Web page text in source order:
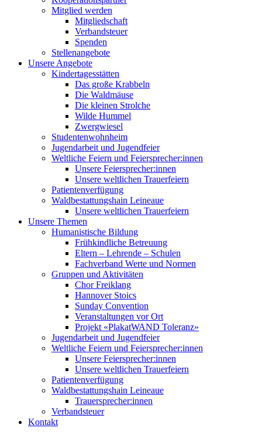
Mitglied werden
Mitgliedschaft
Verbandsteuer
Spenden
Stellenangebote
Unsere Angebote
Kindertagesstätten
Das große Krabbeln
Die Waldmäuse
Die kleinen Strolche
Wilde Hummel
Zwergwiesel
Studentenwohnheim
Jugendarbeit und Jugendfeier
Weltliche Feiern und Feiersprecher:innen
Unsere Feiersprecher:innen
Unsere weltlichen Trauerfeiern
Patientenverfügung
Waldbestattungshain Leineaue
Unsere weltlichen Trauerfeiern
Unsere Themen
Humanistische Bildung
Frühkindliche Betreuung
Eltern – Lehrende – Schulen
Fachverband Werte und Normen
Gruppen und Aktivitäten
Chor Freiklang
Hannover Stoics
Sunday Convention
Veranstaltungen vor Ort
Projekt «PlakatWAND Toleranz»
Jugendarbeit und Jugendfeier
Weltliche Feiern und Feiersprecher:innen
Unsere Feiersprecher:innen
Unsere weltlichen Trauerfeiern
Patientenverfügung
Waldbestattungshain Leineaue
Trauersprecher:innen
Verbandsteuer
Kontakt